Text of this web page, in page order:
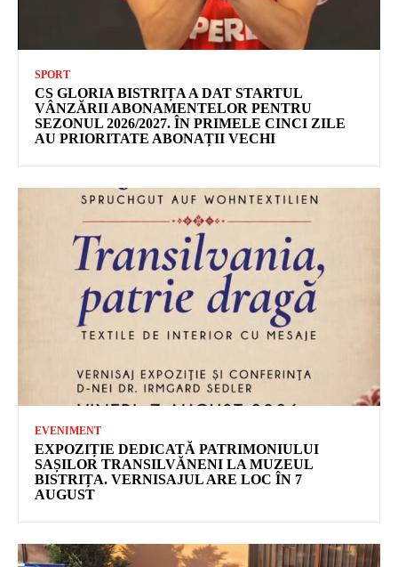
SPORT
CS GLORIA BISTRIȚA A DAT STARTUL
VÂNZĂRII ABONAMENTELOR PENTRU
SEZONUL 2026/2027. ÎN PRIMELE CINCI ZILE
AU PRIORITATE ABONAȚII VECHI
EVENIMENT
EXPOZIȚIE DEDICATĂ PATRIMONIULUI
SAȘILOR TRANSILVĂNENI LA MUZEUL
BISTRIȚA. VERNISAJUL ARE LOC ÎN 7
AUGUST